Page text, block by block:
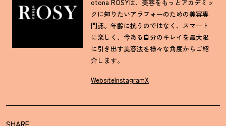
otona ROSYは、美容をもっとアカデミッ
クに知りたいアラフォーのための美容専
門誌。年齢に抗うのではなく、スマート
に楽しく、今ある自分のキレイを最大限
に引き出す美容法を様々な角度からご紹
介します。
WebsiteInstagramX
SHARE